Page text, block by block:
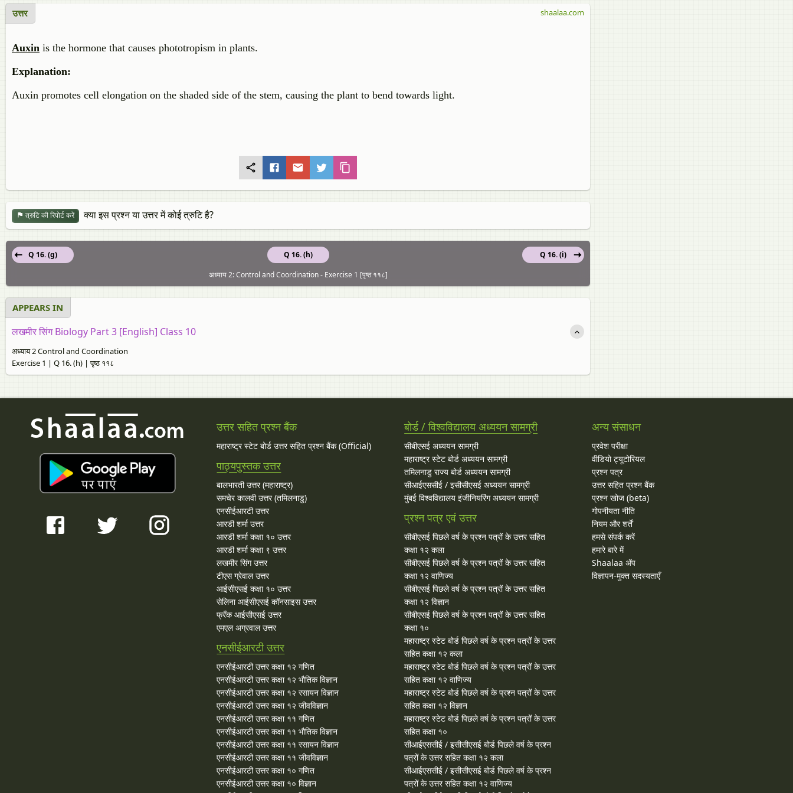
उत्तर
Auxin is the hormone that causes phototropism in plants.
Explanation:
Auxin promotes cell elongation on the shaded side of the stem, causing the plant to bend towards light.
shaalaa.com
त्रुटि की रिपोर्ट करें क्या इस प्रश्न या उत्तर में कोई त्रुटि है?
Q 16. (h)
Q 16. (g)
Q 16. (i)
अध्याय 2: Control and Coordination - Exercise 1 [पृष्ठ ११८]
APPEARS IN
लखमीर सिंग Biology Part 3 [English] Class 10
अध्याय 2 Control and Coordination
Exercise 1 | Q 16. (h) | पृष्ठ ११८
उत्तर सहित प्रश्न बैंक
महाराष्ट्र स्टेट बोर्ड उत्तर सहित प्रश्न बैंक (Official)
पाठ्यपुस्तक उत्तर
बालभारती उत्तर (महाराष्ट्र)
समचेर कालवी उत्तर (तमिलनाडु)
एनसीईआरटी उत्तर
आरडी शर्मा उत्तर
आरडी शर्मा कक्षा १० उत्तर
आरडी शर्मा कक्षा ९ उत्तर
लखमीर सिंग उत्तर
टीएस ग्रेवाल उत्तर
आईसीएसई कक्षा १० उत्तर
सेलिना आईसीएसई कॉनसाइस उत्तर
फ्रँक आईसीएसई उत्तर
एमएल अग्रवाल उत्तर
एनसीईआरटी उत्तर
एनसीईआरटी उत्तर कक्षा १२ गणित
एनसीईआरटी उत्तर कक्षा १२ भौतिक विज्ञान
एनसीईआरटी उत्तर कक्षा १२ रसायन विज्ञान
एनसीईआरटी उत्तर कक्षा १२ जीवविज्ञान
एनसीईआरटी उत्तर कक्षा ११ गणित
एनसीईआरटी उत्तर कक्षा ११ भौतिक विज्ञान
एनसीईआरटी उत्तर कक्षा ११ रसायन विज्ञान
एनसीईआरटी उत्तर कक्षा ११ जीवविज्ञान
एनसीईआरटी उत्तर कक्षा १० गणित
एनसीईआरटी उत्तर कक्षा १० विज्ञान
बोर्ड / विश्वविद्यालय अध्ययन सामग्री
सीबीएसई अध्ययन सामग्री
महाराष्ट्र स्टेट बोर्ड अध्ययन सामग्री
तमिलनाडु राज्य बोर्ड अध्ययन सामग्री
सीआईएससीई / इसीसीएसई अध्ययन सामग्री
मुंबई विश्वविद्यालय इंजीनियरिंग अध्ययन सामग्री
प्रश्न पत्र एवं उत्तर
सीबीएसई पिछले वर्ष के प्रश्न पत्रों के उत्तर सहित
कक्षा १२ कला
सीबीएसई पिछले वर्ष के प्रश्न पत्रों के उत्तर सहित
कक्षा १२ वाणिज्य
सीबीएसई पिछले वर्ष के प्रश्न पत्रों के उत्तर सहित
कक्षा १२ विज्ञान
सीबीएसई पिछले वर्ष के प्रश्न पत्रों के उत्तर सहित
कक्षा १०
महाराष्ट्र स्टेट बोर्ड पिछले वर्ष के प्रश्न पत्रों के उत्तर
सहित कक्षा १२ कला
महाराष्ट्र स्टेट बोर्ड पिछले वर्ष के प्रश्न पत्रों के उत्तर
सहित कक्षा १२ वाणिज्य
महाराष्ट्र स्टेट बोर्ड पिछले वर्ष के प्रश्न पत्रों के उत्तर
सहित कक्षा १२ विज्ञान
महाराष्ट्र स्टेट बोर्ड पिछले वर्ष के प्रश्न पत्रों के उत्तर
सहित कक्षा १०
सीआईएससीई / इसीसीएसई बोर्ड पिछले वर्ष के प्रश्न
पत्रों के उत्तर सहित कक्षा १२ कला
सीआईएससीई / इसीसीएसई बोर्ड पिछले वर्ष के प्रश्न
पत्रों के उत्तर सहित कक्षा १२ वाणिज्य
अन्य संसाधन
प्रवेश परीक्षा
वीडियो ट्यूटोरियल
प्रश्न पत्र
उत्तर सहित प्रश्न बैंक
प्रश्न खोज (beta)
गोपनीयता नीति
नियम और शर्तें
हमसे संपर्क करें
हमारे बारे में
Shaalaa ॲप
विज्ञापन-मुक्त सदस्यताएँ